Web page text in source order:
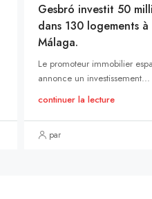
Gesbró investit 50
dans 130 logements à
Málaga.
Le promoteur immobilier
annonce un investissement...
continuer la lecture
par